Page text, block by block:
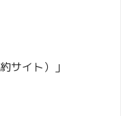
サイト）」